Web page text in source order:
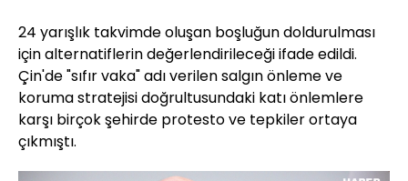
24 yarışlık takvimde oluşan boşluğun doldurulması
için alternatiflerin değerlendirileceği ifade edildi.
Çin'de "sıfır vaka" adı verilen salgın önleme ve
koruma stratejisi doğrultusundaki katı önlemlere
karşı birçok şehirde protesto ve tepkiler ortaya
çıkmıştı.